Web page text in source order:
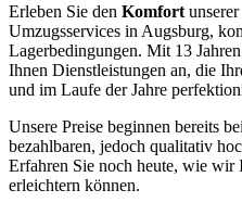
Erleben Sie den Komfort
Umzugsservices in Augsburg,
Lagerbedingungen. Mit 13
Ihnen Dienstleistungen an, die
und im Laufe der Jahre
Unsere Preise beginnen bereits
bezahlbaren, jedoch qualitativ
Erfahren Sie noch heute, wie
erleichtern können.